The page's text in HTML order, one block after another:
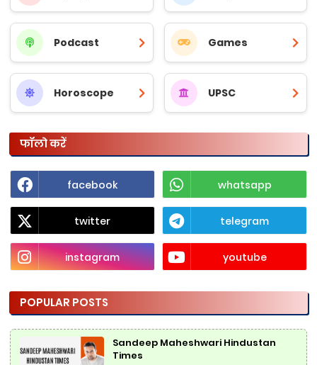
Podcast Games
Horoscope UPSC
फॉलो करें
facebook whatsapp
twitter telegram
instagram youtube
POPULAR POSTS
Sandeep Maheshwari Hindustan
Times